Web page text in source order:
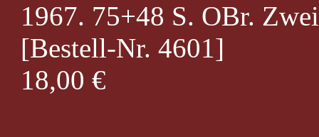
1967. 75+48 S. OBr.
[Bestell-Nr. 4601]
18,00 €